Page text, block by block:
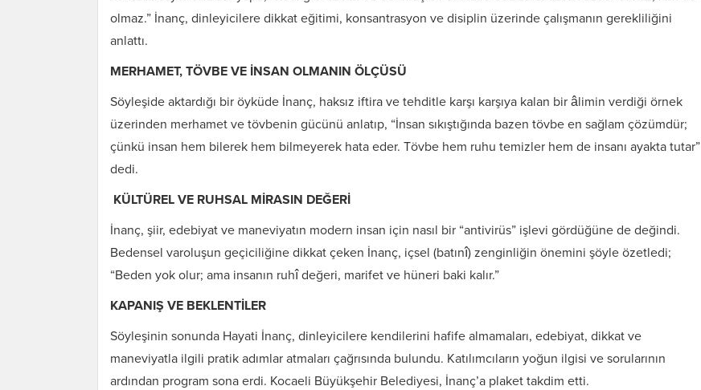
olmaz.” İnanç, dinleyicilere dikkat eğitimi, konsantrasyon ve disiplin üzerinde çalışmanın gerekliliğini
anlattı.
MERHAMET, TÖVBE VE İNSAN OLMANIN ÖLÇÜSÜ
Söyleşide aktardığı bir öyküde İnanç, haksız iftira ve tehditle karşı karşıya kalan bir âlimin verdiği örnek
üzerinden merhamet ve tövbenin gücünü anlatıp, “İnsan sıkıştığında bazen tövbe en sağlam çözümdür;
çünkü insan hem bilerek hem bilmeyerek hata eder. Tövbe hem ruhu temizler hem de insanı ayakta tutar”
dedi.
KÜLTÜREL VE RUHSAL MİRASIN DEĞERİ
İnanç, şiir, edebiyat ve maneviyatın modern insan için nasıl bir “antivirüs” işlevi gördüğüne de değindi.
Bedensel varoluşun geçiciliğine dikkat çeken İnanç, içsel (batınî) zenginliğin önemini şöyle özetledi;
“Beden yok olur; ama insanın ruhî değeri, marifet ve hüneri baki kalır.”
KAPANIŞ VE BEKLENTİLER
Söyleşinin sonunda Hayati İnanç, dinleyicilere kendilerini hafife almamaları, edebiyat, dikkat ve
maneviyatla ilgili pratik adımlar atmaları çağrısında bulundu. Katılımcıların yoğun ilgisi ve sorularının
ardından program sona erdi. Kocaeli Büyükşehir Belediyesi, İnanç’a plaket takdim etti.